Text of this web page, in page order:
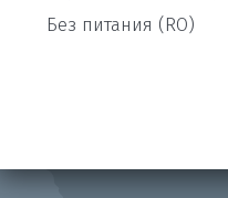
Без питания (RO)